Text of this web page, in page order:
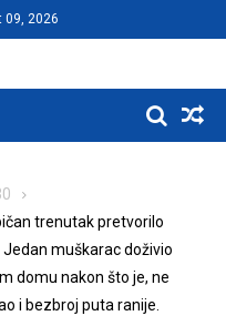
09, 2026
trenutak pretvorilo
muškarac doživio
domu nakon što je, ne
i bezbroj puta ranije.